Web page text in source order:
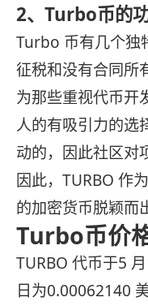
2、Turbo币的
Turbo 币有几个独
征税和没有合同所
为那些重视代币开
人的有吸引力的选
动的，因此社区对
因此，TURBO 作
的加密货币脱颖而
Turbo币价
TURBO 代币于5
日为0.00062140